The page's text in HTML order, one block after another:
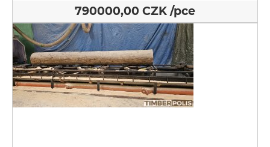
790000,00 CZK /pce